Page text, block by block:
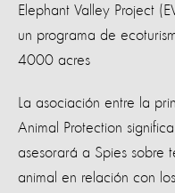
Elephant Valley Project
un programa de
4000 acres
La asociación entre la
Animal Protection
asesorará a Spies sobre
animal en relación con